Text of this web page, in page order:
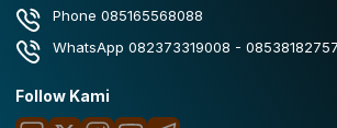
Phone 085165568088
WhatsApp 082373319008 -
Follow Kami